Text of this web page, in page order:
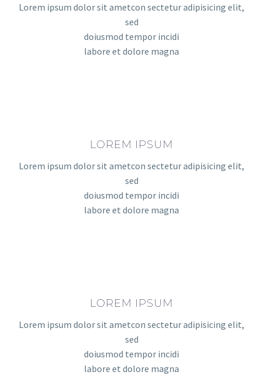
Lorem ipsum dolor sit ametcon sectetur adipisicing elit,
sed
doiusmod tempor incidi
labore et dolore magna
LOREM IPSUM
Lorem ipsum dolor sit ametcon sectetur adipisicing elit,
sed
doiusmod tempor incidi
labore et dolore magna
LOREM IPSUM
Lorem ipsum dolor sit ametcon sectetur adipisicing elit,
sed
doiusmod tempor incidi
labore et dolore magna